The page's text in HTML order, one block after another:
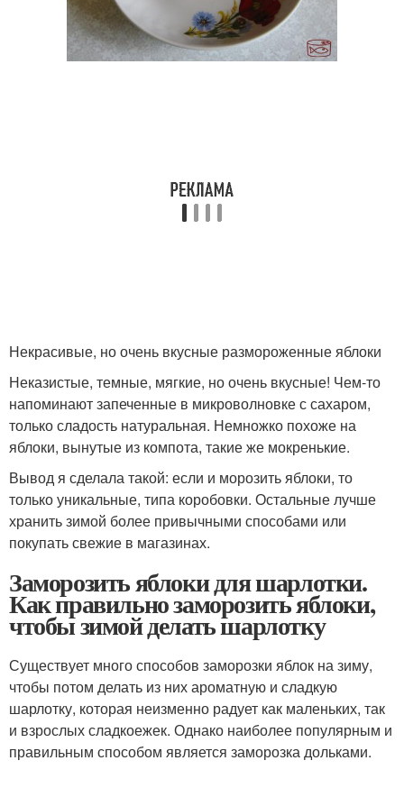
Некрасивые, но очень вкусные размороженные яблоки
Неказистые, темные, мягкие, но очень вкусные! Чем-то
напоминают запеченные в микроволновке с сахаром,
только сладость натуральная. Немножко похоже на
яблоки, вынутые из компота, такие же мокренькие.
Вывод я сделала такой: если и морозить яблоки, то
только уникальные, типа коробовки. Остальные лучше
хранить зимой более привычными способами или
покупать свежие в магазинах.
Заморозить яблоки для шарлотки.
Как правильно заморозить яблоки,
чтобы зимой делать шарлотку
Существует много способов заморозки яблок на зиму,
чтобы потом делать из них ароматную и сладкую
шарлотку, которая неизменно радует как маленьких, так
и взрослых сладкоежек. Однако наиболее популярным и
правильным способом является заморозка дольками.